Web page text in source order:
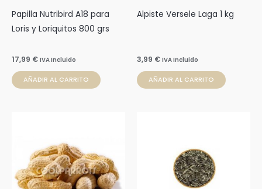
Papilla Nutribird A18 para
Loris y Loriquitos 800 grs
17,99 € IVA Incluido
AÑADIR AL CARRITO
Alpiste Versele Laga 1 kg
3,99 € IVA Incluido
AÑADIR AL CARRITO